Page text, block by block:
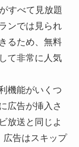
すべて見放題
ンでは見られ
るため、無料
て非常に人気
機能がいくつ
広告が挿入さ
放送と同じよ
広告はスキップ